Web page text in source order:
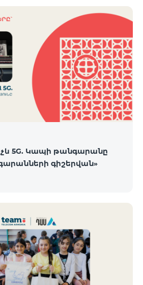
5G. Կապի թանգարանը
գիշերվան»